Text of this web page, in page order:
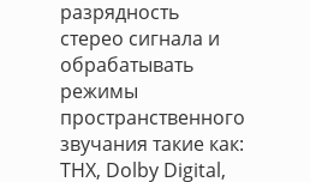
разрядность
стерео сигнала и
обрабатывать
режимы
пространственного
звучания такие как:
THX, Dolby Digital,